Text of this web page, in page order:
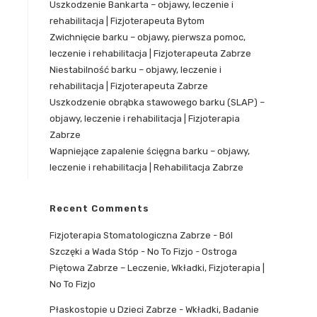
Uszkodzenie Bankarta – objawy, leczenie i
rehabilitacja | Fizjoterapeuta Bytom
Zwichnięcie barku – objawy, pierwsza pomoc,
leczenie i rehabilitacja | Fizjoterapeuta Zabrze
Niestabilność barku – objawy, leczenie i
rehabilitacja | Fizjoterapeuta Zabrze
Uszkodzenie obrąbka stawowego barku (SLAP) –
objawy, leczenie i rehabilitacja | Fizjoterapia
Zabrze
Wapniejące zapalenie ścięgna barku – objawy,
leczenie i rehabilitacja | Rehabilitacja Zabrze
Recent Comments
Fizjoterapia Stomatologiczna Zabrze - Ból
Szczęki a Wada Stóp - No To Fizjo - Ostroga
Piętowa Zabrze – Leczenie, Wkładki, Fizjoterapia |
No To Fizjo
Płaskostopie u Dzieci Zabrze - Wkładki, Badanie